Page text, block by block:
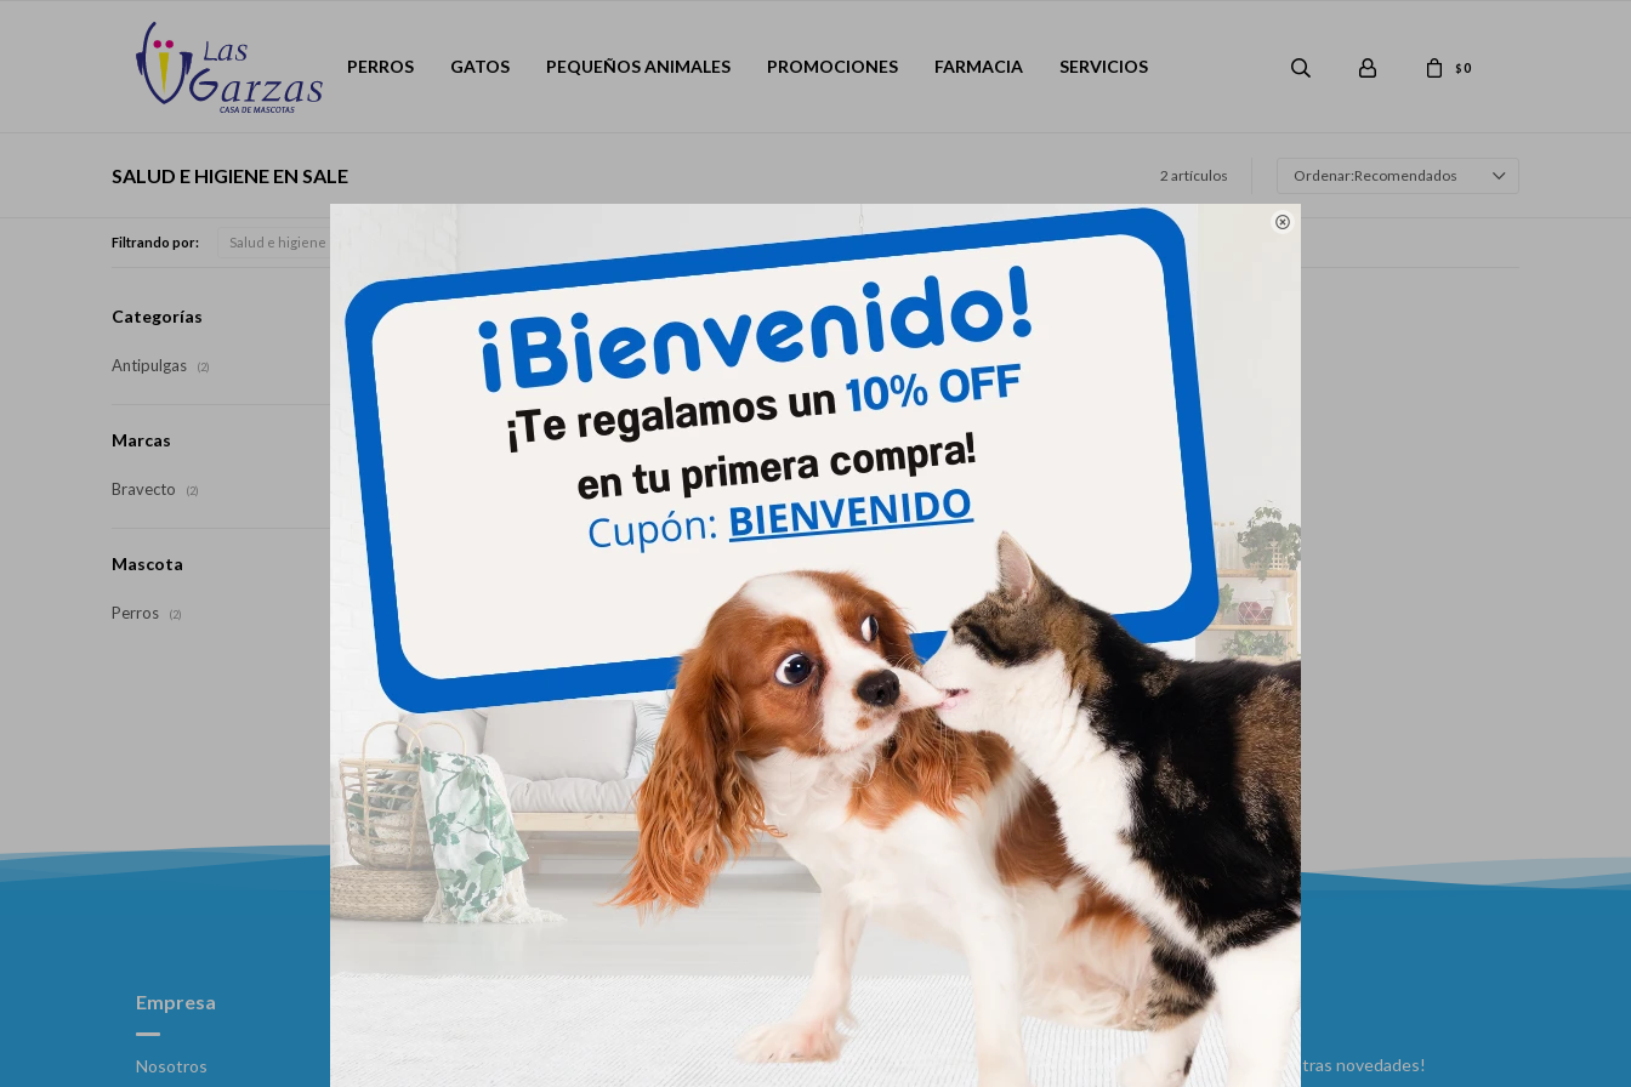

PERROS GATOS PEQUEÑOS ANIMALES PROMOCIONES FARMACIA SERVICIOS $0
SALUD E HIGIENE EN SALE 2 artículos Recomendados
Filtrando por: Salud e higiene
Bravecto 4.5 - 10 Kg
1.380
Bravecto 20 - 40 Kg
$ 1.113
Categorías
Antipulgas (2)
Marcas
Bravecto (2)
Mascota
Perros (2)
Empresa
Nosotros
Mi cuenta
Newsletter
¡Suscribite y recibí todas nuestras novedades!